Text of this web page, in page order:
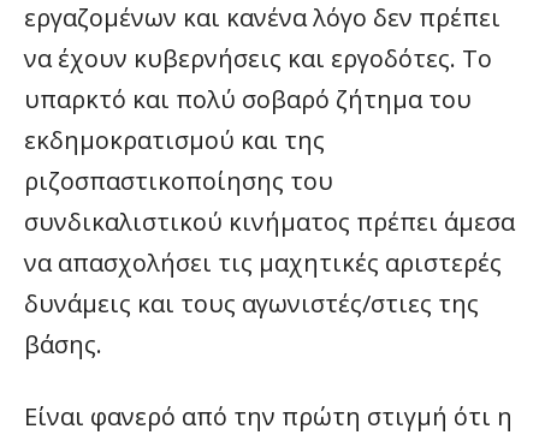
εργαζομένων και κανένα λόγο δεν πρέπει
να έχουν κυβερνήσεις και εργοδότες. Το
υπαρκτό και πολύ σοβαρό ζήτημα του
εκδημοκρατισμού και της
ριζοσπαστικοποίησης του
συνδικαλιστικού κινήματος πρέπει άμεσα
να απασχολήσει τις μαχητικές αριστερές
δυνάμεις και τους αγωνιστές/στιες της
βάσης.
Είναι φανερό από την πρώτη στιγμή ότι η